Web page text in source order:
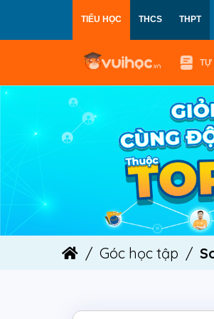
TIỂU HỌC THCS THPT
TỰ
Góc học tập